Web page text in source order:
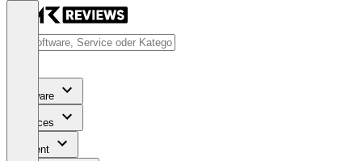
Software
Services
Content